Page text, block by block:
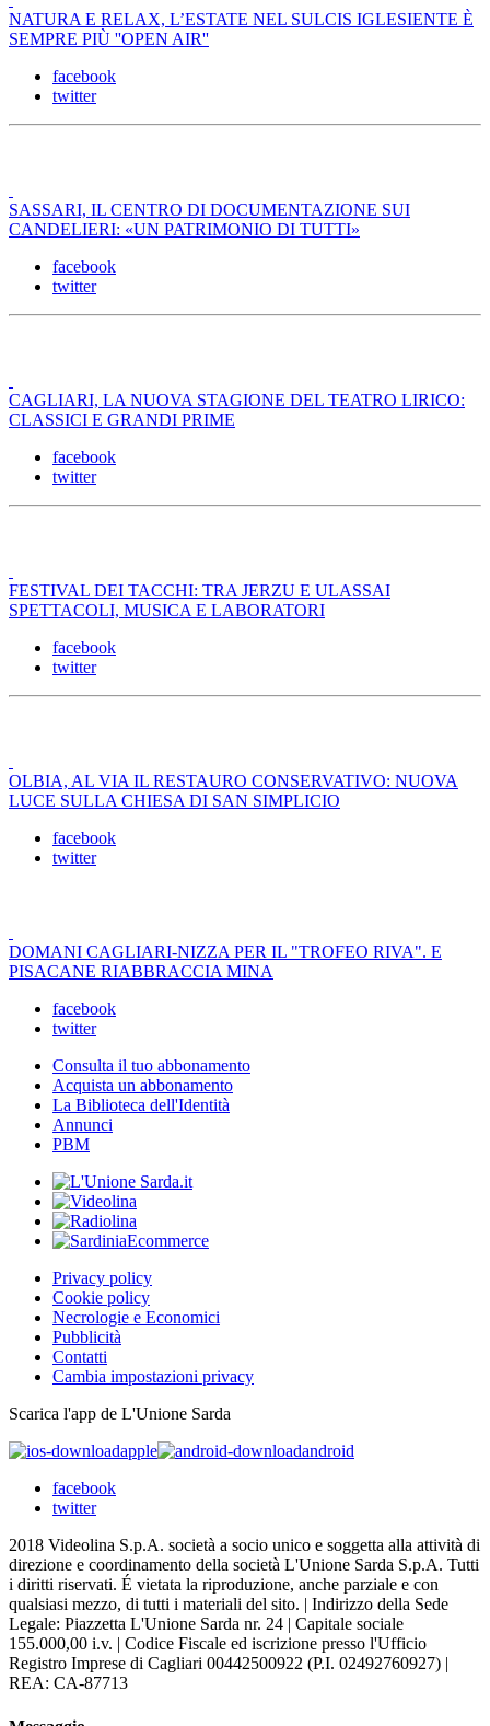
NATURA E RELAX, L’ESTATE NEL SULCIS IGLESIENTE È
SEMPRE PIÙ ''OPEN AIR''
facebook
twitter
SASSARI, IL CENTRO DI DOCUMENTAZIONE SUI
CANDELIERI: «UN PATRIMONIO DI TUTTI»
facebook
twitter
CAGLIARI, LA NUOVA STAGIONE DEL TEATRO LIRICO:
CLASSICI E GRANDI PRIME
facebook
twitter
FESTIVAL DEI TACCHI: TRA JERZU E ULASSAI
SPETTACOLI, MUSICA E LABORATORI
facebook
twitter
OLBIA, AL VIA IL RESTAURO CONSERVATIVO: NUOVA
LUCE SULLA CHIESA DI SAN SIMPLICIO
facebook
twitter
DOMANI CAGLIARI-NIZZA PER IL "TROFEO RIVA". E
PISACANE RIABBRACCIA MINA
facebook
twitter
Consulta il tuo abbonamento
Acquista un abbonamento
La Biblioteca dell'Identità
Annunci
PBM
Privacy policy
Cookie policy
Necrologie e Economici
Pubblicità
Contatti
Cambia impostazioni privacy
Scarica l'app de L'Unione Sarda
apple
android
facebook
twitter
2018 Videolina S.p.A. società a socio unico e soggetta alla attività di
direzione e coordinamento della società L'Unione Sarda S.p.A. Tutti
i diritti riservati. É vietata la riproduzione, anche parziale e con
qualsiasi mezzo, di tutti i materiali del sito. | Indirizzo della Sede
Legale: Piazzetta L'Unione Sarda nr. 24 | Capitale sociale
155.000,00 i.v. | Codice Fiscale ed iscrizione presso l'Ufficio
Registro Imprese di Cagliari 00442500922 (P.I. 02492760927) |
REA: CA-87713